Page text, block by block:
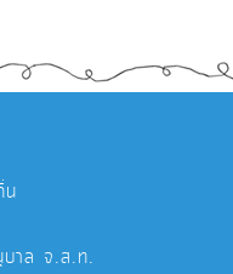
น
บาล จ.ส.ท.